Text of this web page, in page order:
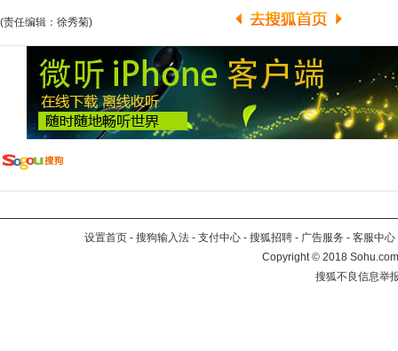
(责任编辑：徐秀菊)
设置首页 - 搜狗输入法 - 支付中心 - 搜狐招聘 - 广告服务 - 客服中心
Copyright©2018
搜狐不良信息举